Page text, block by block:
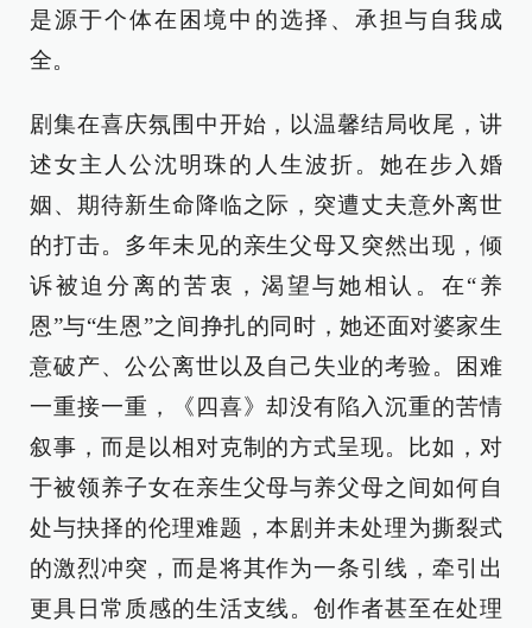
是源于个体在困境中的选择、承担与自我成
全。
剧集在喜庆氛围中开始，以温馨结局收尾，讲
述女主人公沈明珠的人生波折。她在步入婚
姻、期待新生命降临之际，突遭丈夫意外离世
的打击。多年未见的亲生父母又突然出现，倾
诉被迫分离的苦衷，渴望与她相认。在“养
恩”与“生恩”之间挣扎的同时，她还面对婆家生
意破产、公公离世以及自己失业的考验。困难
一重接一重，《四喜》却没有陷入沉重的苦情
叙事，而是以相对克制的方式呈现。比如，对
于被领养子女在亲生父母与养父母之间如何自
处与抉择的伦理难题，本剧并未处理为撕裂式
的激烈冲突，而是将其作为一条引线，牵引出
更具日常质感的生活支线。创作者甚至在处理